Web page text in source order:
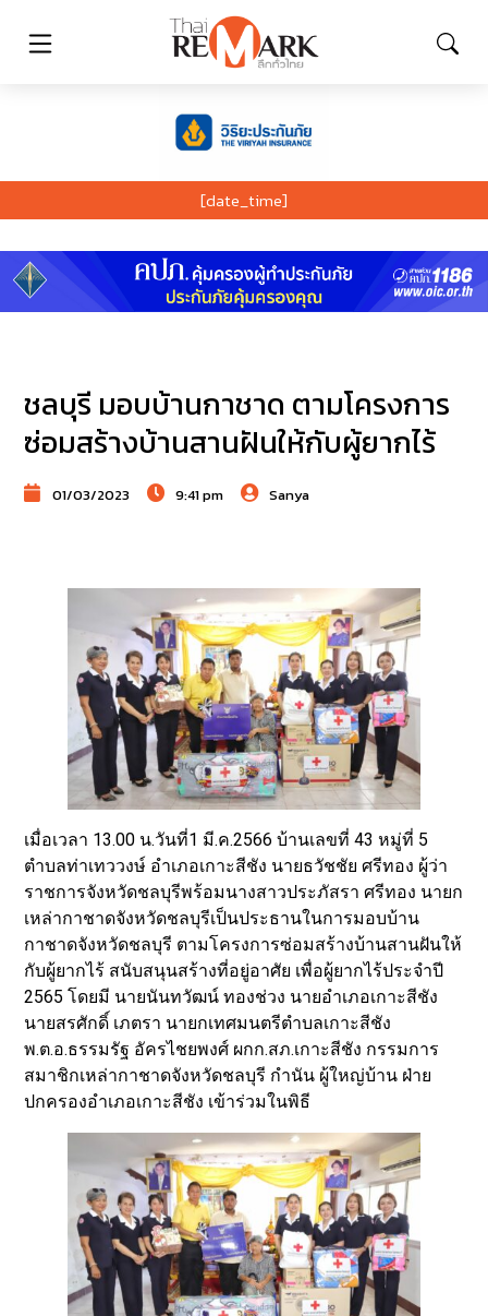
[date_time]
ชลบุรี มอบบ้านกาชาด ตามโครงการ
ซ่อมสร้างบ้านสานฝันให้กับผู้ยากไร้
01/03/2023 9:41 pm Sanya
เมื่อเวลา 13.00 น.วันที่1 มี.ค.2566 บ้านเลขที่ 43 หมู่ที่ 5
ตำบลท่าเทววงษ์ อำเภอเกาะสีชัง นายธวัชชัย ศรีทอง ผู้ว่า
ราชการจังหวัดชลบุรีพร้อมนางสาวประภัสรา ศรีทอง นายก
เหล่ากาชาดจังหวัดชลบุรีเป็นประธานในการมอบบ้าน
กาชาดจังหวัดชลบุรี ตามโครงการซ่อมสร้างบ้านสานฝันให้
กับผู้ยากไร้ สนับสนุนสร้างที่อยู่อาศัย เพื่อผู้ยากไร้ประจำปี
2565 โดยมี นายนันทวัฒน์ ทองช่วง นายอำเภอเกาะสีชัง
นายสรศักดิ์ เภตรา นายกเทศมนตรีตำบลเกาะสีชัง
พ.ต.อ.ธรรมรัฐ อัครไชยพงศ์ ผกก.สภ.เกาะสีชัง กรรมการ
สมาชิกเหล่ากาชาดจังหวัดชลบุรี กำนัน ผู้ใหญ่บ้าน ฝ่าย
ปกครองอำเภอเกาะสีชัง เข้าร่วมในพิธี